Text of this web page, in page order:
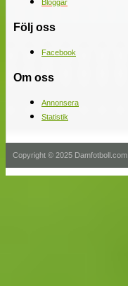
Bloggar
Följ oss
Facebook
Om oss
Annonsera
Statistik
Copyright © 2025 Damfotboll.com